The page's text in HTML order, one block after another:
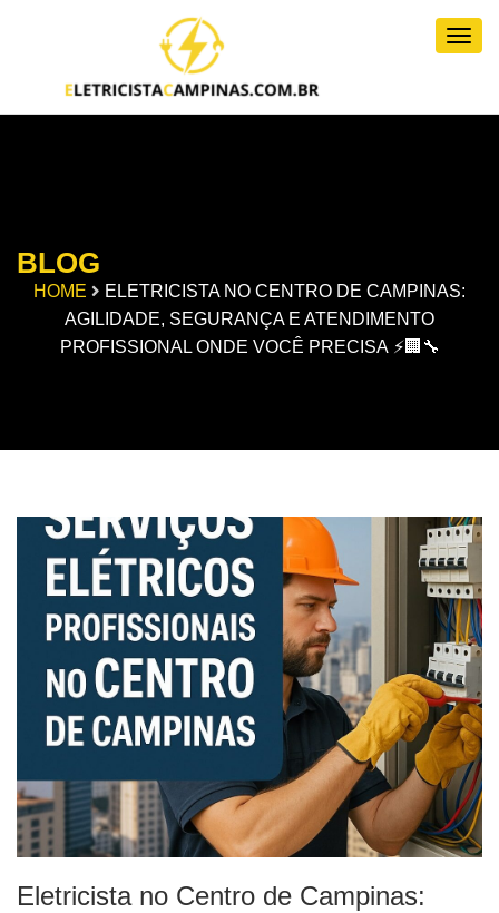
BLOG
HOME
ELETRICISTA NO CENTRO DE CAMPINAS:
AGILIDADE, SEGURANÇA E ATENDIMENTO
PROFISSIONAL ONDE VOCÊ PRECISA ⚡🏢🔧
Eletricista no Centro de Campinas: